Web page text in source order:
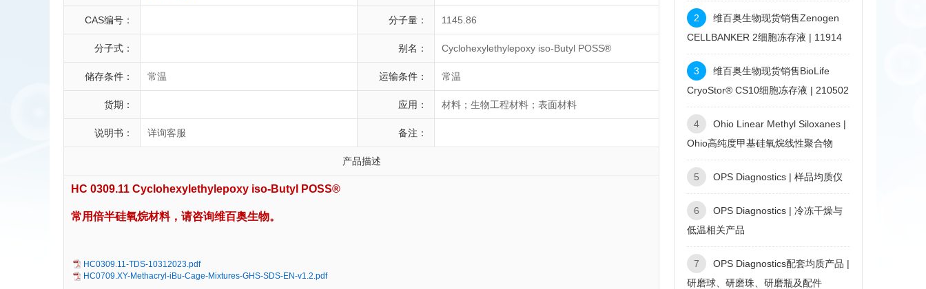
Abbexa AbD Serotec Abnova Active Motif
CAS编号： 分子量： 1145.86
分子式： 别名： Cyclohexylethylepoxy iso-Butyl POSS®
储存条件： 常温 运输条件： 常温
货期： 应用： 材料；生物工程材料；表面材料
说明书： 详询客服 备注：
产品描述
HC 0309.11 Cyclohexylethylepoxy iso-Butyl POSS®
常用倍半硅氧烷材料，请咨询维百奥生物。
HC0309.11-TDS-10312023.pdf
HC0709.XY-Methacryl-iBu-Cage-Mixtures-GHS-SDS-EN-v1.2.pdf
2
维百奥生物现货销售Zenogen
CELLBANKER 2细胞冻存液 | 11914
3
维百奥生物现货销售BioLife
CryoStor® CS10细胞冻存液 | 210502
4
Ohio Linear Methyl Siloxanes |
Ohio高纯度甲基硅氧烷线性聚合物
5 OPS Diagnostics | 样品均质仪
6
OPS Diagnostics | 冷冻干燥与
低温相关产品
7
OPS Diagnostics配套均质产品 |
研磨球、研磨珠、研磨瓶及配件